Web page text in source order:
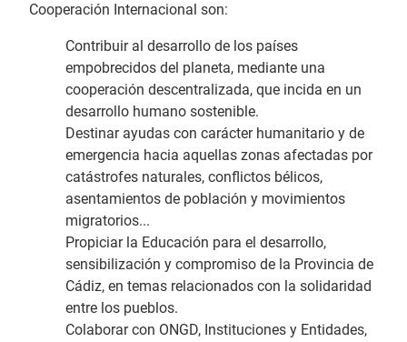
Cooperación Internacional son:
Contribuir al desarrollo de los países
empobrecidos del planeta, mediante una
cooperación descentralizada, que incida en un
desarrollo humano sostenible.
Destinar ayudas con carácter humanitario y de
emergencia hacia aquellas zonas afectadas por
catástrofes naturales, conflictos bélicos,
asentamientos de población y movimientos
migratorios...
Propiciar la Educación para el desarrollo,
sensibilización y compromiso de la Provincia de
Cádiz, en temas relacionados con la solidaridad
entre los pueblos.
Colaborar con ONGD, Instituciones y Entidades,